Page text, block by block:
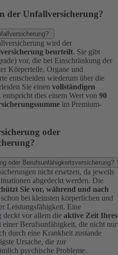
der Unfallversicherung?
wird der
beurteilt. Sie gibt
vor, die bei Einschränkung der
Körperteile, Organe und
entscheiden wiederum über die
Sie einen vollständigen
, entspricht dies einem Wert von 90
im Premium-
oder
oder Berufsunfähigkeitsversicherung?
nicht ersetzen, da jeweils
abgedeckt werden. Die
Sie vor, während und nach
bei kleinsten körperlichen und
Leistungsfähigkeit. Eine
deckt vor allem die aktive Zeit Ihres
einer Berufsunfähigkeit, die nicht nur
durch eine Krankheit zustande
Ursache, die zur
psychische Probleme.